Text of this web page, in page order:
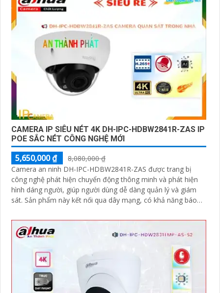
CAMERA IP SIÊU NÉT 4K DH-IPC-HDBW2841R-ZAS IP
POE SẮC NÉT CÔNG NGHỆ MỚI
5,650,000 ₫
8,080,000 ₫
Camera an ninh DH-IPC-HDBW2841R-ZAS được trang bị
công nghệ phát hiện chuyển động thông minh và phát hiện
hình dáng người, giúp người dùng dễ dàng quản lý và giám
sát. Sản phẩm này kết nối qua dây mạng, có khả năng báo